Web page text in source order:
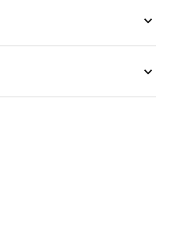
keyboard_arrow_down
keyboard_arrow_down